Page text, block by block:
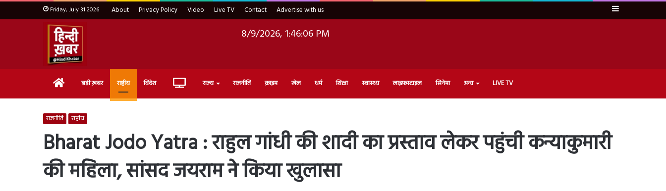
Friday, July 31 2026 About Privacy Policy Video Live TV Contact Advertise with us Sidebar
8/9/2026, 1:46:07 PM
Home बड़ी ख़बर राष्ट्रीय विदेश Live राज्य राजनीति क्राइम खेल धर्म शिक्षा स्वास्थ्य लाइफ़स्टाइल सिनेमा अन्य LIVE TV
राजनीति राष्ट्रीय
Bharat Jodo Yatra : राहुल गांधी की शादी का प्रस्ताव लेकर पहुंची कन्याकुमारी
की महिला, सांसद जयराम ने किया खुलासा